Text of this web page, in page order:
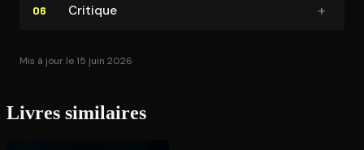
06 Critique +
Mis à jour le 15 juin 2026
Livres similaires